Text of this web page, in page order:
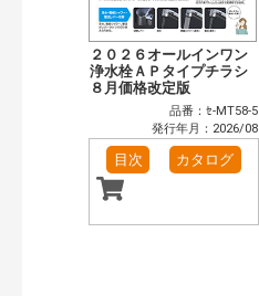
２０２６オールインワン
浄水栓ＡＰタイプチラシ
８月価格改定版
品番：ｾ-MT58-5
発行年月：2026/08
目次 カタログ